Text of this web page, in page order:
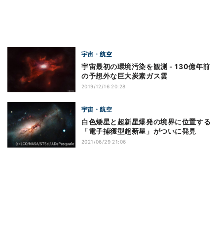
宇宙・航空
宇宙最初の環境汚染を観測 - 130億年前
の予想外な巨大炭素ガス雲
2019/12/16 20:28
宇宙・航空
白色矮星と超新星爆発の境界に位置する
「電子捕獲型超新星」がついに発見
2021/06/29 21:06